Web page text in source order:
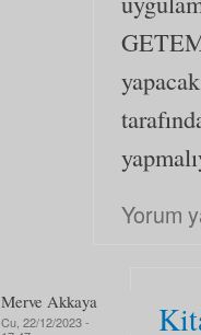
Yorum
Merve Akkaya
Cu, 22/12/2023 -